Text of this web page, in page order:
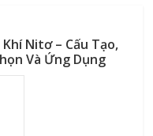
Nitơ – Cấu Tạo,
Và Ứng Dụng